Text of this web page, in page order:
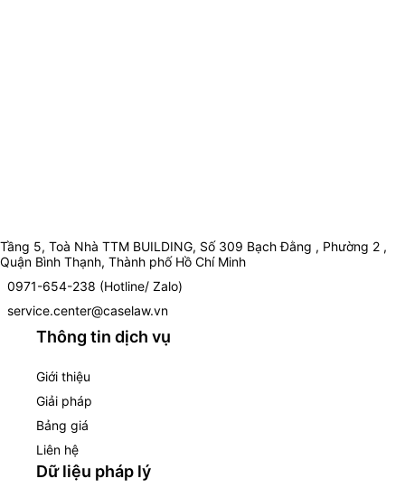
Tầng 5, Toà Nhà TTM BUILDING, Số 309 Bạch Đằng , Phường 2 ,
Quận Bình Thạnh, Thành phố Hồ Chí Minh
0971-654-238 (Hotline/ Zalo)
service.center@caselaw.vn
Thông tin dịch vụ
Giới thiệu
Giải pháp
Bảng giá
Liên hệ
Dữ liệu pháp lý